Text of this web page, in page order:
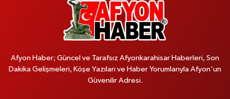
Afyon Haber; Güncel ve Tarafsız Afyonkarahisar Haberleri, Son
Dakika Gelişmeleri, Köşe Yazıları ve Haber Yorumlarıyla Afyon'un
Güvenilir Adresi.